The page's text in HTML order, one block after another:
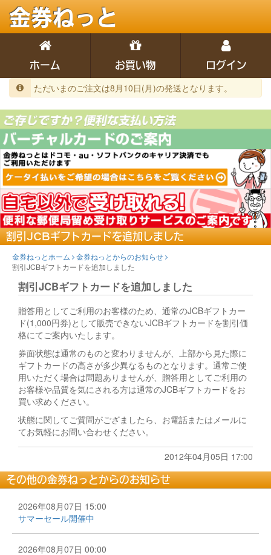
金券ねっと
ホーム お買い物 ログイン
ただいまのご注文は8月10日(月)の発送となります。
割引JCBギフトカードを追加しました
金券ねっとホーム
金券ねっとからのお知らせ
割引JCBギフトカードを追加しました
割引JCBギフトカードを追加しました
贈答用としてご利用のお客様のため、通常のJCBギフトカー
ド(1,000円券)として販売できないJCBギフトカードを割引価
格にてご案内いたします。
券面状態は通常のものと変わりませんが、上部から見た際に
ギフトカードの高さが多少異なるものとなります。通常ご使
用いただく場合は問題ありませんが、贈答用としてご利用の
お客様や品質を気にされる方は通常のJCBギフトカードをお
買い求めください。
状態に関してご質問がござましたら、お電話またはメールに
てお気軽にお問い合わせください。
2012年04月05日 17:00
その他の金券ねっとからのお知らせ
2026年08月07日 15:00
サマーセール開催中
2026年08月07日 00:00